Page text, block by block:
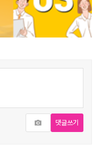
사진추가
댓글쓰기